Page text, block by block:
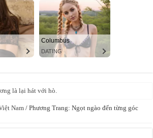
vững phong độ, đều đặn “gây mê” CĐM với loạt
Nam / Phương Trang: Ngọt ngào đến từng góc